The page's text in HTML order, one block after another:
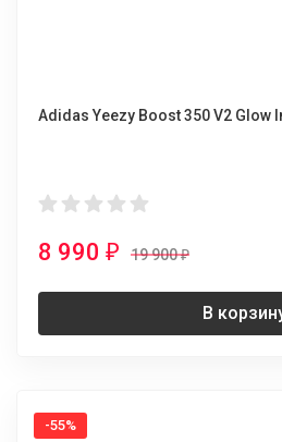
Adidas Yeezy Boost 350 V2 Glow
8 990 ₽ 19 900₽
В
-55%